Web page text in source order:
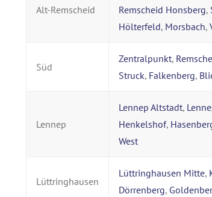
Alt-Remscheid
Remscheid Honsberg,
Hölterfeld, Morsbach,
Süd
Zentralpunkt,
Struck, Falkenberg,
Lennep
Lennep Altstadt,
Henkelshof,
West
Lüttringhausen
Lüttringhausen Mitte,
Dörrenberg,